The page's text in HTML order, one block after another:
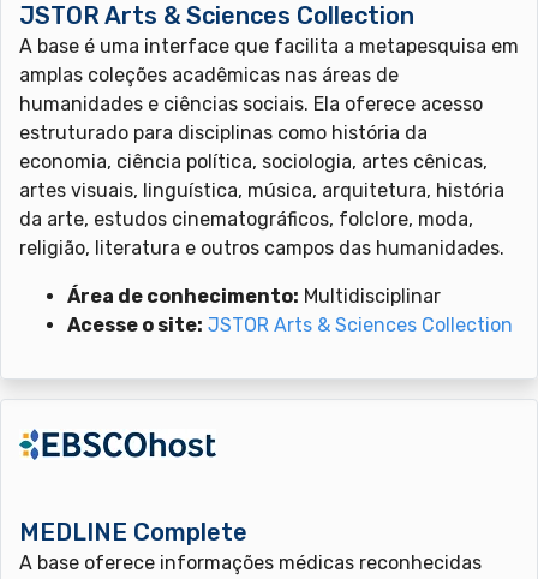
JSTOR Arts & Sciences Collection
A base é uma interface que facilita a metapesquisa em
amplas coleções acadêmicas nas áreas de
humanidades e ciências sociais. Ela oferece acesso
estruturado para disciplinas como história da
economia, ciência política, sociologia, artes cênicas,
artes visuais, linguística, música, arquitetura, história
da arte, estudos cinematográficos, folclore, moda,
religião, literatura e outros campos das humanidades.
Área de conhecimento: Multidisciplinar
Acesse o site: JSTOR Arts & Sciences Collection
MEDLINE Complete
A base oferece informações médicas reconhecidas